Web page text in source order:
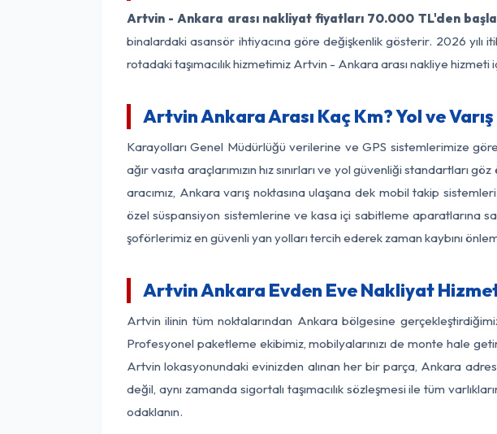
Artvin - Ankara arası nakliyat fiyatları 70.000 TL'den
binalardaki asansör ihtiyacına göre değişkenlik gösterir. 2026
rotadaki taşımacılık hizmetimiz Artvin - Ankara arası nakliye hizmeti
Artvin Ankara Arası Kaç Km? Yol ve
Karayolları Genel Müdürlüğü verilerine ve GPS sistemlerimize göre
ağır vasıta araçlarımızın hız sınırları ve yol güvenliği standartları
aracımız, Ankara varış noktasına ulaşana dek mobil takip
özel süspansiyon sistemlerine ve kasa içi sabitleme aparatlarına
şoförlerimiz en güvenli yan yolları tercih ederek zaman kaybını
Artvin Ankara Evden Eve Nakliyat
Artvin ilinin tüm noktalarından Ankara bölgesine
Profesyonel paketleme ekibimiz, mobilyalarınızı de monte hale
Artvin lokasyonundaki evinizden alınan her bir parça, Ankara
değil, aynı zamanda sigortalı taşımacılık sözleşmesi ile tüm
odaklanın.